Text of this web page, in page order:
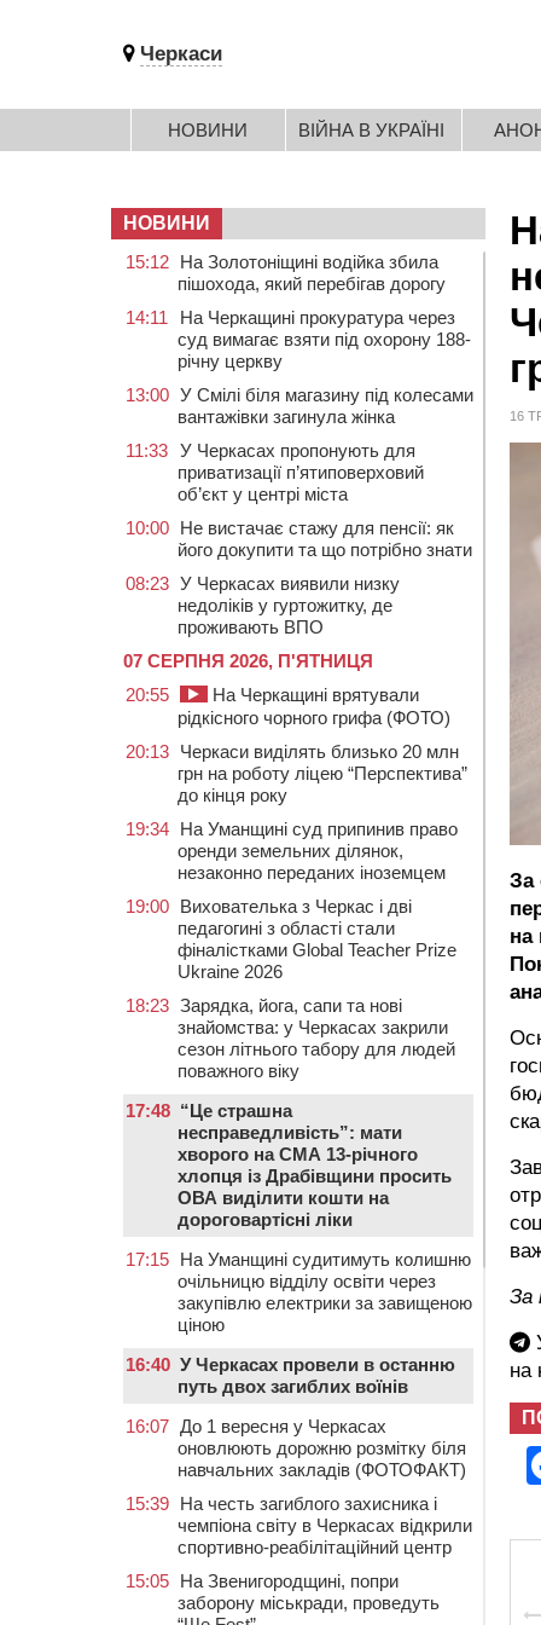
Черкаси
НОВИНИ ВІЙНА В УКРАЇНІ
16
За
на
За
на
НОВИНИ
15:12 На Золотоніщині водійка збила
пішохода, який перебігав дорогу
14:11
На Черкащині прокуратура через
суд вимагає взяти під охорону 188-
річну церкву
13:00 У Смілі біля магазину під колесами
вантажівки загинула жінка
11:33 У Черкасах пропонують для
приватизації п’ятиповерховий
об’єкт у центрі міста
10:00 Не вистачає стажу для пенсії: як
його докупити та що потрібно знати
08:23 У Черкасах виявили низку
недоліків у гуртожитку, де
проживають ВПО
07 СЕРПНЯ 2026, П'ЯТНИЦЯ
20:55
На Черкащині врятували
рідкісного чорного грифа (ФОТО)
20:13 Черкаси виділять близько 20 млн
грн на роботу ліцею “Перспектива”
до кінця року
19:34 На Уманщині суд припинив право
оренди земельних ділянок,
незаконно переданих іноземцем
19:00 Вихователька з Черкас і дві
педагогині з області стали
фіналістками Global Teacher Prize
Ukraine 2026
18:23 Зарядка, йога, сапи та нові
знайомства: у Черкасах закрили
сезон літнього табору для людей
поважного віку
17:48 “Це страшна
несправедливість”: мати
хворого на СМА 13-річного
хлопця із Драбівщини просить
ОВА виділити кошти на
дороговартісні ліки
17:15 На Уманщині судитимуть колишню
очільницю відділу освіти через
закупівлю електрики за завищеною
ціною
16:40 У Черкасах провели в останню
путь двох загиблих воїнів
16:07 До 1 вересня у Черкасах
оновлюють дорожню розмітку біля
навчальних закладів (ФОТОФАКТ)
15:39 На честь загиблого захисника і
чемпіона світу в Черкасах відкрили
спортивно-реабілітаційний центр
15:05 На Звенигородщині, попри
заборону міськради, проведуть